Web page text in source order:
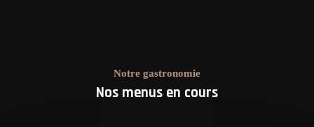
Notre gastronomie
Nos menus en cours